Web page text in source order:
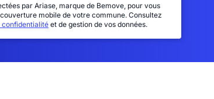
par Ariase, marque de Bemove, pour vous
mobile de votre commune. Consultez
confidentialité et de gestion de vos données.